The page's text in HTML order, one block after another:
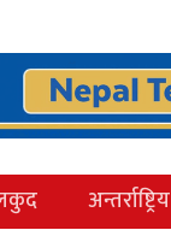
अन्तर्राष्ट्रिय